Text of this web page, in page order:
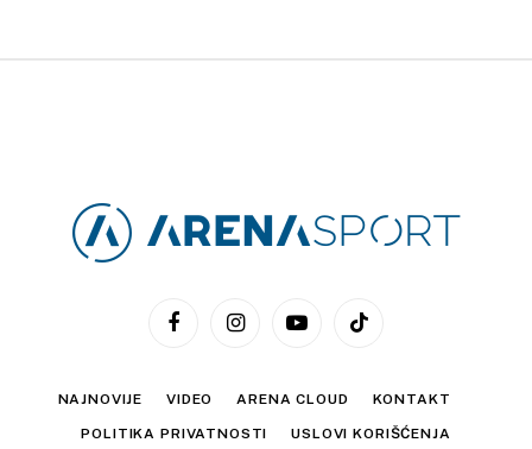
FacebookInstagramYouTubeTikTok
NAJNOVIJE VIDEO ARENA CLOUD KONTAKT
POLITIKA PRIVATNOSTI USLOVI KORIŠĆENJA